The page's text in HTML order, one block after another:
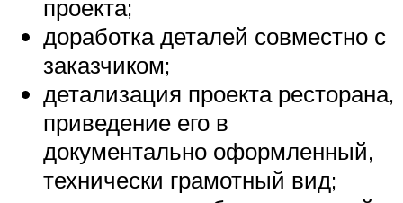
проекта;
доработка деталей совместно с
заказчиком;
детализация проекта ресторана,
приведение его в
документально оформленный,
технически грамотный вид;